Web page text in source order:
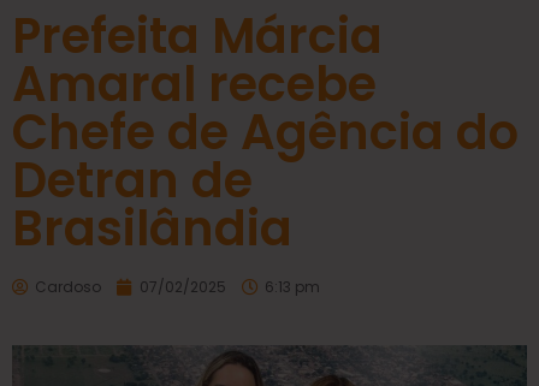
Prefeita Márcia
Amaral recebe
Chefe de Agência do
Detran de
Brasilândia
Cardoso 07/02/2025 6:13 pm